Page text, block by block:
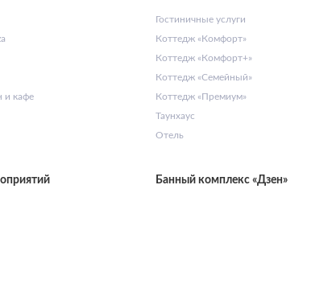
и кафе
Гостиничные услуги
Коттедж «Комфорт»
Коттедж «Комфорт+»
Коттедж «Семейный»
Коттедж «Премиум»
Таунхаус
Отель
Банный комплекс «Дзен»